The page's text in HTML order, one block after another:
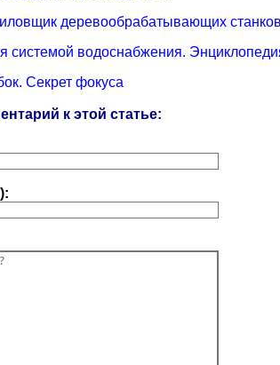
деревообрабатывающих
системой водоснабжения.
Секрет фокуса
к этой статье: